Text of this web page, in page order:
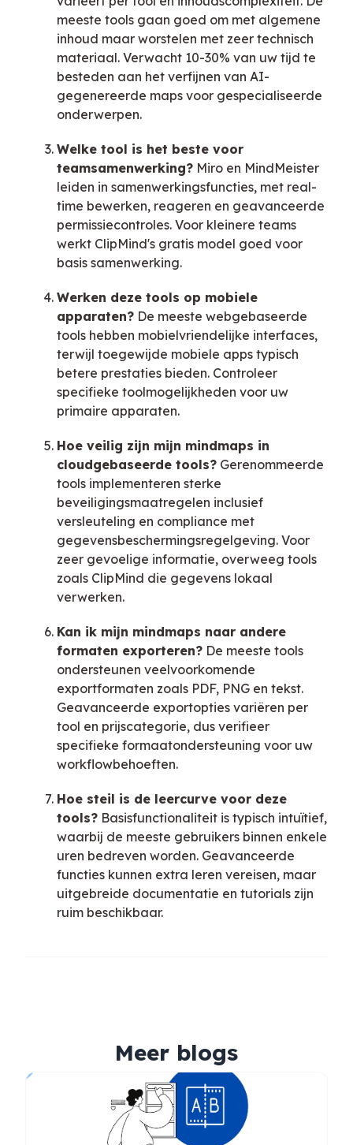
meeste tools gaan goed om met algemene
inhoud maar worstelen met zeer technisch
materiaal. Verwacht 10-30% van uw tijd te
besteden aan het verfijnen van AI-
gegenereerde maps voor gespecialiseerde
onderwerpen.
Welke tool is het beste voor
teamsamenwerking? Miro en MindMeister
leiden in samenwerkingsfuncties, met real-
time bewerken, reageren en geavanceerde
permissiecontroles. Voor kleinere teams
werkt ClipMind's gratis model goed voor
basis samenwerking.
Werken deze tools op mobiele
apparaten? De meeste webgebaseerde
tools hebben mobielvriendelijke interfaces,
terwijl toegewijde mobiele apps typisch
betere prestaties bieden. Controleer
specifieke toolmogelijkheden voor uw
primaire apparaten.
Hoe veilig zijn mijn mindmaps in
cloudgebaseerde tools? Gerenommeerde
tools implementeren sterke
beveiligingsmaatregelen inclusief
versleuteling en compliance met
gegevensbeschermingsregelgeving. Voor
zeer gevoelige informatie, overweeg tools
zoals ClipMind die gegevens lokaal
verwerken.
Kan ik mijn mindmaps naar andere
formaten exporteren? De meeste tools
ondersteunen veelvoorkomende
exportformaten zoals PDF, PNG en tekst.
Geavanceerde exportopties variëren per
tool en prijscategorie, dus verifieer
specifieke formaatondersteuning voor uw
workflowbehoeften.
Hoe steil is de leercurve voor deze
tools? Basisfunctionaliteit is typisch intuïtief,
waarbij de meeste gebruikers binnen enkele
uren bedreven worden. Geavanceerde
functies kunnen extra leren vereisen, maar
uitgebreide documentatie en tutorials zijn
ruim beschikbaar.
Meer blogs